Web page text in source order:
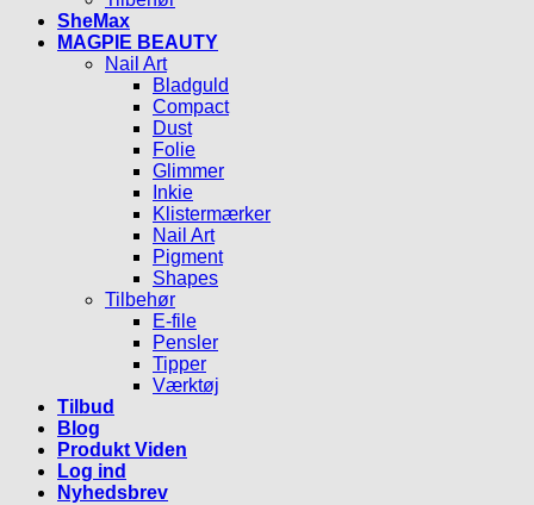
SheMax
MAGPIE BEAUTY
Nail Art
Bladguld
Compact
Dust
Folie
Glimmer
Inkie
Klistermærker
Nail Art
Pigment
Shapes
Tilbehør
E-file
Pensler
Tipper
Værktøj
Tilbud
Blog
Produkt Viden
Log ind
Nyhedsbrev